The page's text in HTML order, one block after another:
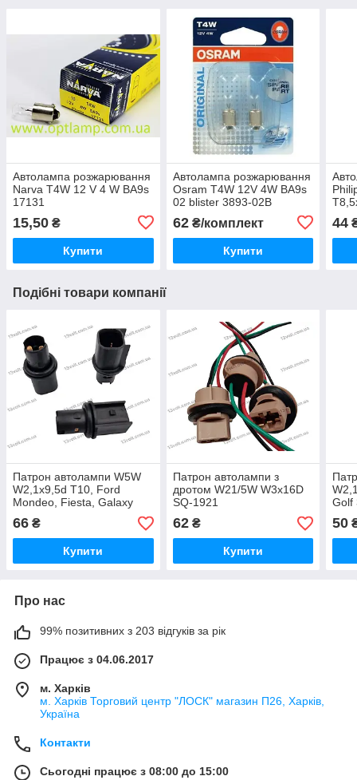
Автолампа розжарювання
Narva T4W 12 V 4 W BA9s
17131
15,50 ₴
Купити
Автолампа розжарювання
Osram T4W 12V 4W BA9s
02 blister 3893-02B
62₴/комплект
Купити
44
Подібні товари компанії
Патрон автолампи W5W
W2,1x9,5d T10, Ford
Mondeo, Fiesta, Galaxy
покажчик повороту
6R3Z13411BA,
YF1T13411BA DT-A-221
66 ₴
Купити
Патрон автолампи з
дротом W21/5W W3x16D
SQ-1921
62₴
Купити
Golf
50
Про нас
99% позитивних з 203 відгуків за рік
Працює з 04.06.2017
м. Харків
м. Харків Торговий центр "ЛОСК" магазин П26, Харків,
Україна
Контакти
Сьогодні працює з 08:00 до 15:00